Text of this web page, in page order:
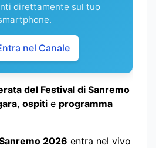
direttamente sul tuo
nel Canale
del Festival di Sanremo
, ospiti e programma
2026 entra nel vivo